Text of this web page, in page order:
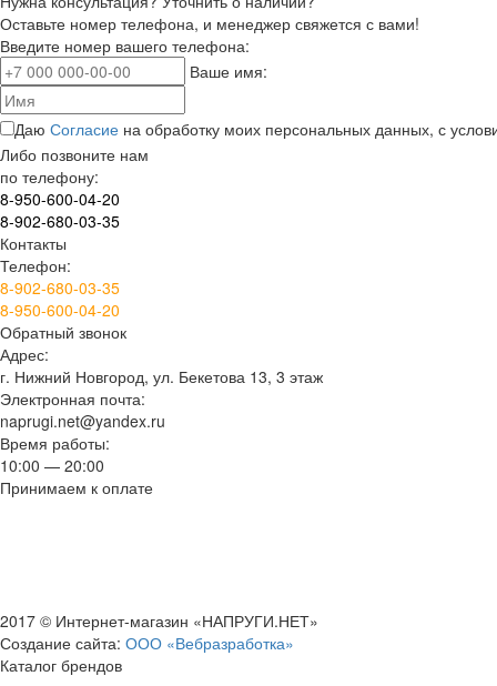
Оставьте номер телефона, и менеджер свяжется с вами!
Введите номер вашего телефона:
Ваше имя:
Даю Согласие на обработку моих персональных данных, с
Либо позвоните нам
по телефону:
8-950-600-04-20
8-902-680-03-35
Контакты
Телефон:
8-902-680-03-35
8-950-600-04-20
Обратный звонок
Адрес:
г. Нижний Новгород, ул. Бекетова 13, 3 этаж
Электронная почта:
naprugi.net@yandex.ru
Время работы:
10:00 — 20:00
Принимаем к оплате
2017 © Интернет-магазин «НАПРУГИ.НЕТ»
Создание сайта: ООО «Вебразработка»
Каталог брендов